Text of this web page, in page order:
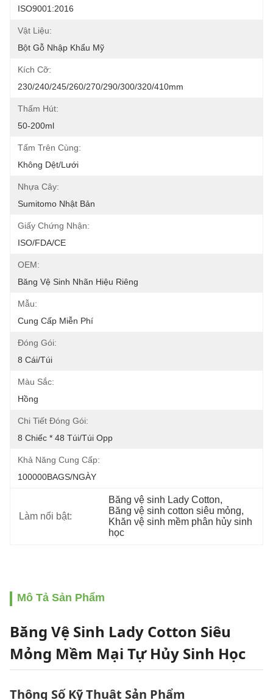
ISO9001:2016
Vật Liệu:
Bột Gỗ Nhập Khẩu Mỹ
Kích Cỡ:
230/240/245/260/270/290/300/320/410mm
Thấm Hút:
50-200ml
Tấm Trên Cùng:
Không Dệt/Lưới
Nhựa Cây:
Sumitomo Nhật Bản
Giấy Chứng Nhận:
ISO/FDA/CE
OEM:
Băng Vệ Sinh Nhãn Hiệu Riêng
Mẫu:
Cung Cấp Miễn Phí
Đóng Gói:
8 Cái/túi
Màu Sắc:
Hồng
Chi Tiết Đóng Gói:
8 Chiếc * 48 Túi/túi Opp
Khả Năng Cung Cấp:
100000BAGS/NGÀY
Làm nổi bật:
Băng vệ sinh Lady Cotton,
Băng vệ sinh cotton siêu mỏng,
Khăn vệ sinh mềm phân hủy sinh
học
Mô Tả Sản Phẩm
Băng Vệ Sinh Lady Cotton Siêu
Mỏng Mềm Mại Tự Hủy Sinh Học
Thông Số Kỹ Thuật Sản Phẩm